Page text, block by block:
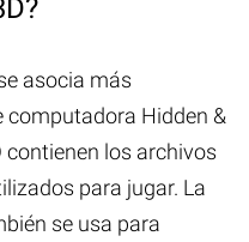
asocia más
computadora Hidden &
contienen los archivos
para jugar. La
se usa para